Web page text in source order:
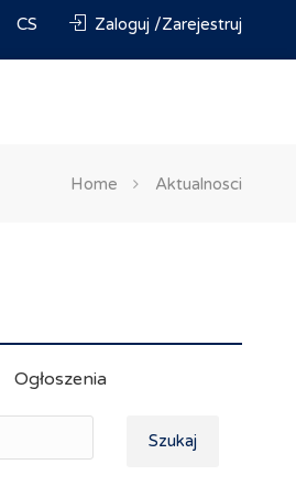
CS Zaloguj /Zarejestruj
Home Aktualnosci
Ogłoszenia
Szukaj